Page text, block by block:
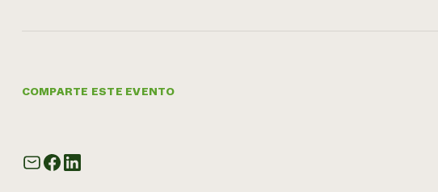
COMPARTE ESTE EVENTO